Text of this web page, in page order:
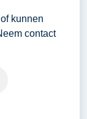
kunnen
contact